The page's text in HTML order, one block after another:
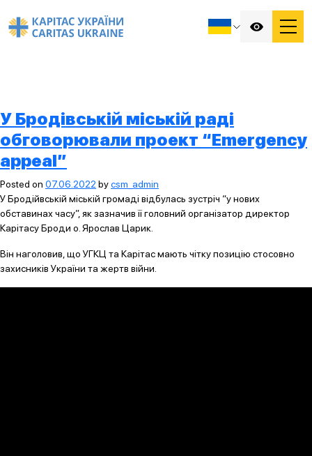
У Бродівській міській раді
обговорювали проект “Emergency
appeal”
Posted on 07.06.2022 bycsm_admin
У Бродійвській міській громаді відбулась зустріч “у нових
обставинах часу”, як зазначив її головний організатор директор
Карітасу Броди о. Ярослав Царик.
Він наголовив, що УГКЦ та Карітас мають чітку позицію стосовно
захисників України та жертв війни.